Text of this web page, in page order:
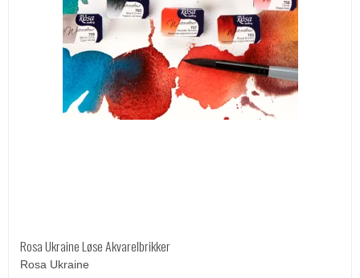
Rosa Ukraine Løse Akvarelbrikker
Rosa Ukraine